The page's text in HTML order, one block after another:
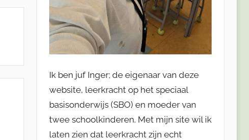
Ik ben juf Inger; de eigenaar van deze
website, leerkracht op het speciaal
basisonderwijs (SBO) en moeder van
twee schoolkinderen. Met mijn site wil ik
laten zien dat leerkracht zijn echt